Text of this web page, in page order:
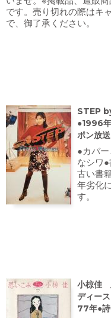
です。売り切れの際はキ
で、御了承ください。
STEP
●1996
ポン放
●カバ
なシワ
古い書
年劣化
す。
小椋佳
ディー
77年●